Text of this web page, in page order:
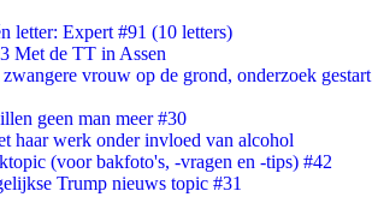
letter: Expert #91 (10 letters)
Met de TT in Assen
vrouw op de grond, onderzoek gestart
geen man meer #30
haar werk onder invloed van alcohol
(voor bakfoto's, -vragen en -tips) #42
Trump nieuws topic #31